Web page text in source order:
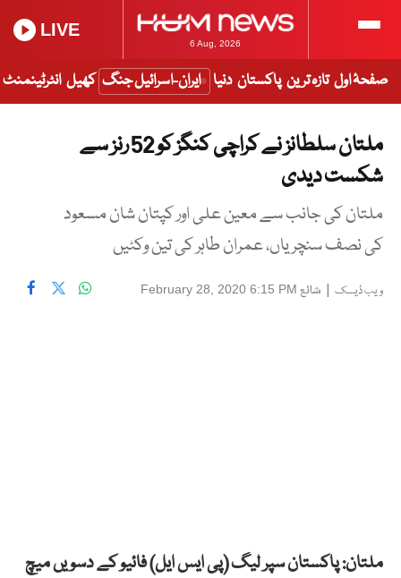
6 Aug, 2026
LIVE
صفحۂ اول تازہ ترین پاکستان دنیا ایران-اسرائیل جنگ کھیل انٹرٹینمنٹ
ملتان سلطانز نے کراچی کنگز کو 52 رنز سے
شکست دیدی
ملتان کی جانب سے معین علی اور کپتان شان مسعود
کی نصف سنچریاں، عمران طاہر کی تین وکٹیں
ویب ڈیسک | شائع February 28, 2020 6:15 PM
ملتان: پاکستان سپر لیگ (پی ایس ایل) فائیو کے دسویں میچ